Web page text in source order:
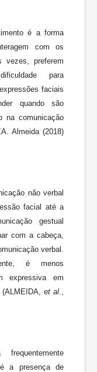
é a forma
com os
vezes, preferem
para
faciais
quando são
na comunicação
Almeida (2018)
não verbal
facial até a
gestual
com a cabeça,
verbal.
é menos
expressiva em
et al.
a presença de